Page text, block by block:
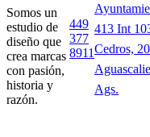
Somos un
estudio de
diseño que
crea marcas
con pasión,
historia y
razón.
449
377
8911
413 Int
Cedros,
Ags.